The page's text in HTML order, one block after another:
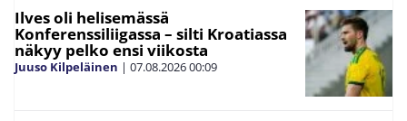
Ilves oli helisemässä
Konferenssiliigassa – silti Kroatiassa
näkyy pelko ensi viikosta
Juuso Kilpeläinen | 07.08.202600:09